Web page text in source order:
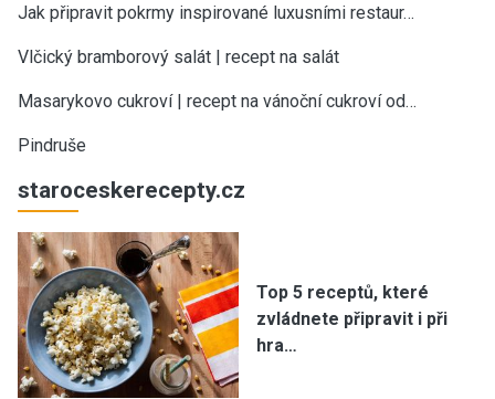
Jak připravit pokrmy inspirované luxusními restaur…
Vlčický bramborový salát | recept na salát
Masarykovo cukroví | recept na vánoční cukroví od…
Pindruše
staroceskerecepty.cz
Top 5 receptů, které
zvládnete připravit i při
hra…